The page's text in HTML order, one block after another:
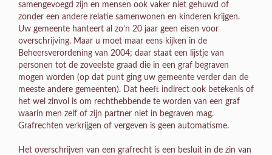
samengevoegd zijn en mensen ook vaker niet gehuwd of
zonder een andere relatie samenwonen en kinderen krijgen.
Uw gemeente hanteert al zo’n 20 jaar geen eisen voor
overschrijving. Maar u moet maar eens kijken in de
Beheersverordening van 2004; daar staat een lijstje van
personen tot de zoveelste graad die in een graf begraven
mogen worden (op dat punt ging uw gemeente verder dan de
meeste andere gemeenten). Dat heeft indirect ook betekenis of
het wel zinvol is om rechthebbende te worden van een graf
waarin men zelf of zijn partner niet in begraven mag.
Grafrechten verkrijgen of vergeven is geen automatisme.
Het overschrijven van een grafrecht is een besluit in de zin van